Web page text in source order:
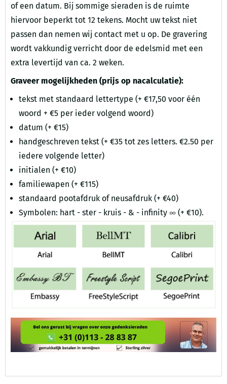
of een datum. Bij sommige sieraden is de ruimte
hiervoor beperkt tot 12 tekens. Mocht uw tekst niet
passen dan nemen wij contact met u op. De gravering
wordt vakkundig verricht door de edelsmid met een
extra levertijd van ca. 2 weken.
Graveer mogelijkheden (prijs op nacalculatie):
tekst met standaard lettertype (+ €17,50 voor één
woord + €5 per ieder volgend woord)
datum (+ €15)
handgeschreven tekst (+ €35 tot zes letters. €2.50 per
iedere volgende letter)
initialen (+ €10)
familiewapen (+ €115)
standaard pootafdruk of neusafdruk (+ €40)
Symbolen: hart - ster - kruis - & - infinity ∞ (+ €10).